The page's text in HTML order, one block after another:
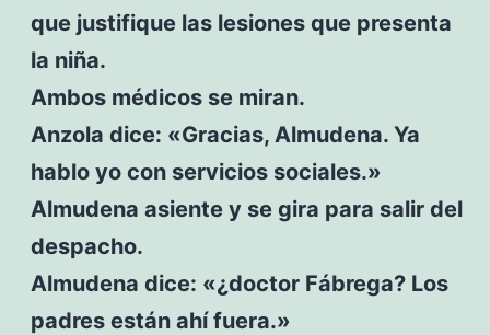
que justifique las lesiones que presenta
la niña.
Ambos médicos se miran.
Anzola dice: «Gracias, Almudena. Ya
hablo yo con servicios sociales.»
Almudena asiente y se gira para salir del
despacho.
Almudena dice: «¿doctor Fábrega? Los
padres están ahí fuera.»